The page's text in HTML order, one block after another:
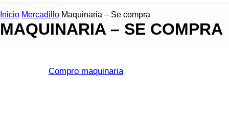
Inicio Mercadillo Maquinaria – Se compra
MAQUINARIA – SE COMPRA
Compro maquinaria